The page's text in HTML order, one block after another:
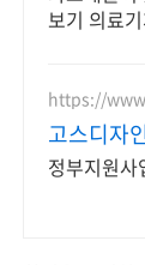
보기 의료
https://
고스디자
정부지원